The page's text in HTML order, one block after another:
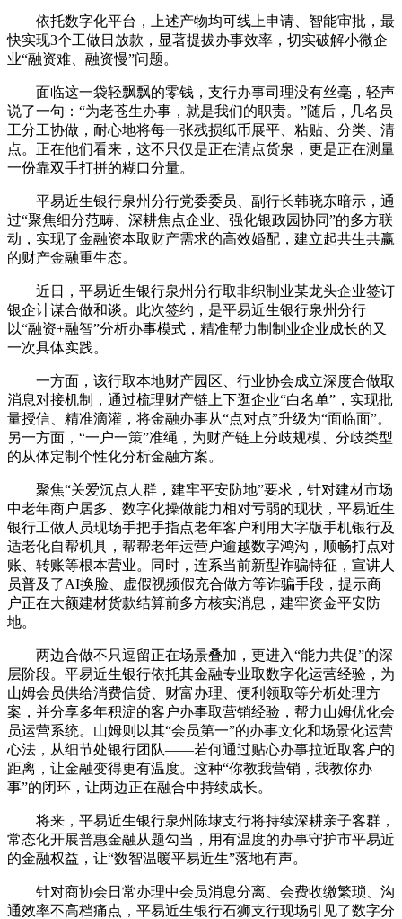
依托数字化平台，上述产物均可线上申请、智能审批，最
快实现3个工做日放款，显著提拔办事效率，切实破解小微企
业“融资难、融资慢”问题。
面临这一袋轻飘飘的零钱，支行办事司理没有丝毫，轻声
说了一句：“为老苍生办事，就是我们的职责。”随后，几名员
工分工协做，耐心地将每一张残损纸币展平、粘贴、分类、清
点。正在他们看来，这不只仅是正在清点货泉，更是正在测量
一份靠双手打拼的糊口分量。
平易近生银行泉州分行党委委员、副行长韩晓东暗示，通
过“聚焦细分范畴、深耕焦点企业、强化银政园协同”的多方联
动，实现了金融资本取财产需求的高效婚配，建立起共生共赢
的财产金融重生态。
近日，平易近生银行泉州分行取非织制业某龙头企业签订
银企计谋合做和谈。此次签约，是平易近生银行泉州分行
以“融资+融智”分析办事模式，精准帮力制制业企业成长的又
一次具体实践。
一方面，该行取本地财产园区、行业协会成立深度合做取
消息对接机制，通过梳理财产链上下逛企业“白名单”，实现批
量授信、精准滴灌，将金融办事从“点对点”升级为“面临面”。
另一方面，“一户一策”准绳，为财产链上分歧规模、分歧类型
的从体定制个性化分析金融方案。
聚焦“关爱沉点人群，建牢平安防地”要求，针对建材市场
中老年商户居多、数字化操做能力相对亏弱的现状，平易近生
银行工做人员现场手把手指点老年客户利用大字版手机银行及
适老化自帮机具，帮帮老年运营户逾越数字鸿沟，顺畅打点对
账、转账等根本营业。同时，连系当前新型诈骗特征，宣讲人
员普及了AI换脸、虚假视频假充合做方等诈骗手段，提示商
户正在大额建材货款结算前多方核实消息，建牢资金平安防
地。
两边合做不只逗留正在场景叠加，更进入“能力共促”的深
层阶段。平易近生银行依托其金融专业取数字化运营经验，为
山姆会员供给消费信贷、财富办理、便利领取等分析处理方
案，并分享多年积淀的客户办事取营销经验，帮力山姆优化会
员运营系统。山姆则以其“会员第一”的办事文化和场景化运营
心法，从细节处银行团队——若何通过贴心办事拉近取客户的
距离，让金融变得更有温度。这种“你教我营销，我教你办
事”的闭环，让两边正在融合中持续成长。
将来，平易近生银行泉州陈埭支行将持续深耕亲子客群，
常态化开展普惠金融从题勾当，用有温度的办事守护市平易近
的金融权益，让“数智温暖平易近生”落地有声。
针对商协会日常办理中会员消息分离、会费收缴繁琐、沟
通效率不高档痛点，平易近生银行石狮支行现场引见了数字分